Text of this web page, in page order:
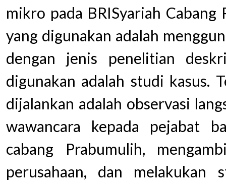
mikro pada BRISyariah
yang digunakan adalah
dengan jenis penelitian
digunakan adalah studi kasus.
dijalankan adalah observasi
wawancara kepada pejabat
cabang Prabumulih,
perusahaan, dan